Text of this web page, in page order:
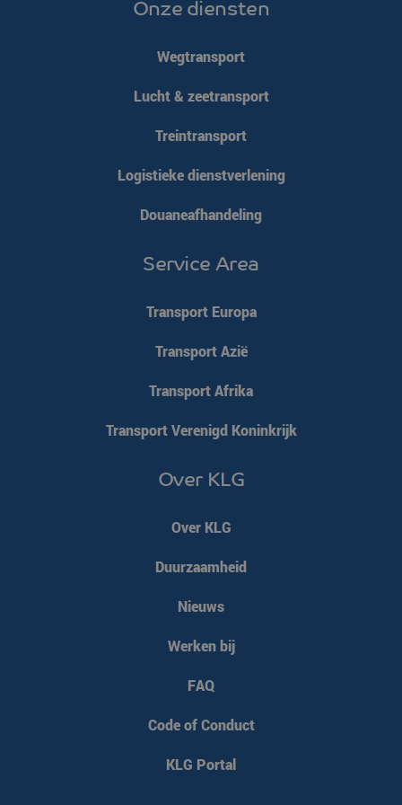
Onze diensten
Wegtransport
Lucht & zeetransport
Treintransport
Logistieke dienstverlening
Douaneafhandeling
Service Area
Transport Europa
Transport Azië
Transport Afrika
Transport Verenigd Koninkrijk
Over KLG
Over KLG
Duurzaamheid
Nieuws
Werken bij
FAQ
Code of Conduct
KLG Portal
.linkedin.com
www.klgeurope.com
VISITOR_PRIVACY_METADATA
YouTube
CookieScriptConsent
Google Privacy